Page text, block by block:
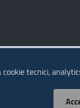
tecnici,